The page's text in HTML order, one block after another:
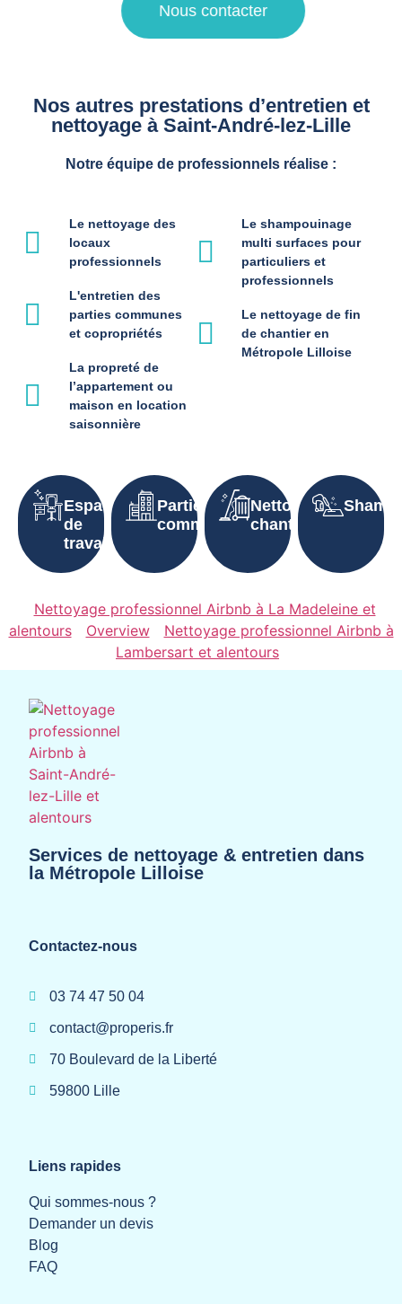
Nous contacter
Nos autres prestations d’entretien et
nettoyage à Saint-André-lez-Lille
Notre équipe de professionnels réalise :
Le nettoyage des
locaux
professionnels
L'entretien des
parties communes
et copropriétés
La propreté de
l’appartement ou
maison en location
saisonnière
Le shampouinage
multi surfaces pour
particuliers et
professionnels
Le nettoyage de fin
de chantier en
Métropole Lilloise
Espaces
de
travail
Parties
communes
Nettoyage
chantier
Nettoyage professionnel Airbnb à La Madeleine et
alentours
Overview
Nettoyage professionnel Airbnb à
Lambersart et alentours
Services de nettoyage & entretien dans
la Métropole Lilloise
Contactez-nous
03 74 47 50 04
contact@properis.fr
70 Boulevard de la Liberté
59800 Lille
Liens rapides
Qui sommes-nous ?
Demander un devis
Blog
FAQ